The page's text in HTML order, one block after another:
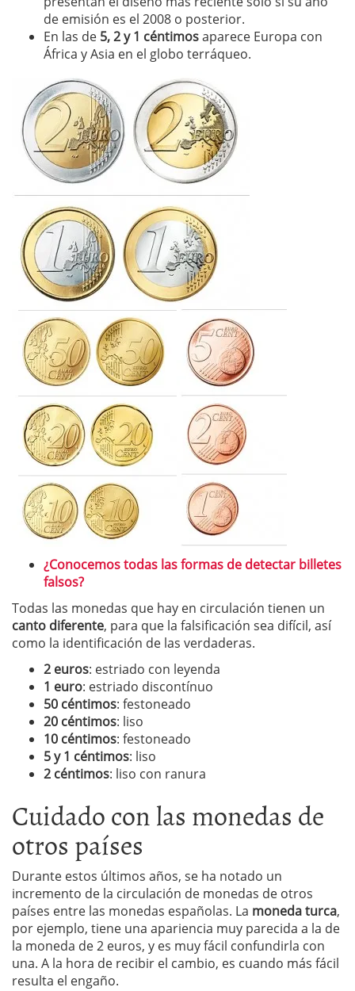
de emisión es el 2008 o posterior.
En las de 5, 2 y 1 céntimosaparece Europa con
África y Asia en el globo terráqueo.
¿Conocemos todas las formas de detectar billetes
falsos?
Todas las monedas que hay en circulación tienen un
canto diferente, para que la falsificación sea difícil, así
como la identificación de las verdaderas.
2 euros: estriado con leyenda
1 euro: estriado discontínuo
50 céntimos: festoneado
20 céntimos: liso
10 céntimos: festoneado
5 y 1 céntimos: liso
2 céntimos: liso con ranura
Cuidado con las monedas de
otros países
Durante estos últimos años, se ha notado un
incremento de la circulación de monedas de otros
países entre las monedas españolas. La moneda turca,
por ejemplo, tiene una apariencia muy parecida a la de
la moneda de 2 euros, y es muy fácil confundirla con
una. A la hora de recibir el cambio, es cuando más fácil
resulta el engaño.